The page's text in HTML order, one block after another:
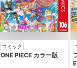
コミック
ONE PIECE カラー版